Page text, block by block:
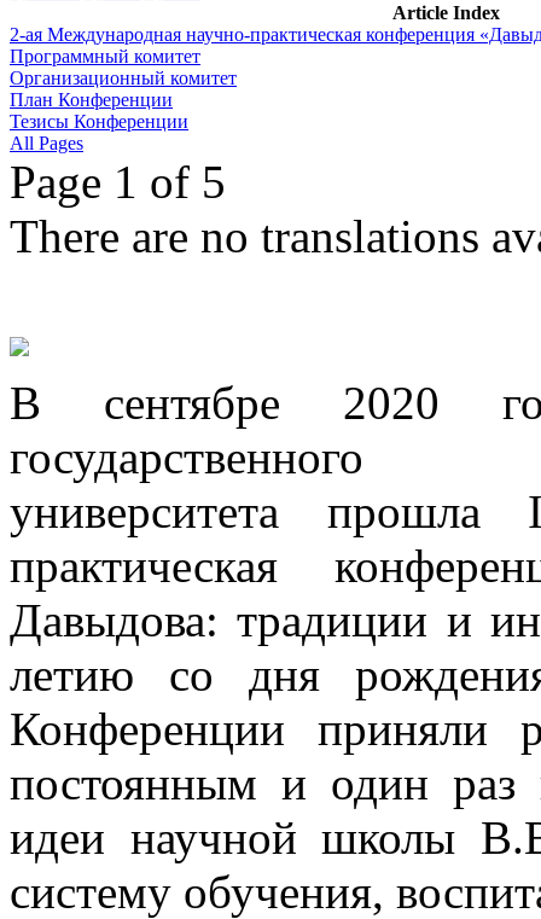
Article Index
2-ая Международная научно-практическая конференция
Программный комитет
Организационный комитет
План Конференции
Тезисы Конференции
All Pages
Page 1 of 5
There are no translations
В сентябре 2020
государственного
университета прошла
практическая
Давыдова: традиции и
летию со дня
Конференции приняли
постоянным и один раз
идеи научной школы
систему обучения,